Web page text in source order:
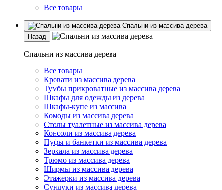
Все товары
Спальни из массива дерева
Назад
Спальни из массива дерева
Все товары
Кровати из массива дерева
Тумбы прикроватные из массива дерева
Шкафы для одежды из дерева
Шкафы-купе из массива
Комоды из массива дерева
Столы туалетные из массива дерева
Консоли из массива дерева
Пуфы и банкетки из массива дерева
Зеркала из массива дерева
Трюмо из массива дерева
Ширмы из массива дерева
Этажерки из массива дерева
Сундуки из массива дерева